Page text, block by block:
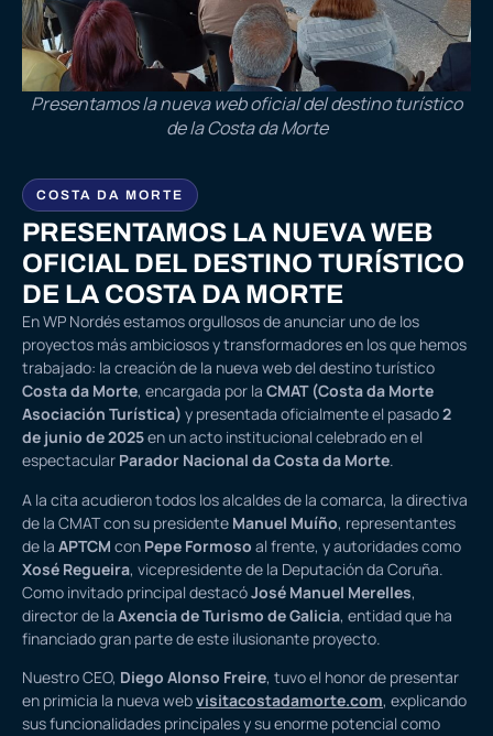
Presentamos la nueva web oficial del destino turístico
de la Costa da Morte
COSTA DA MORTE
PRESENTAMOS LA NUEVA WEB
OFICIAL DEL DESTINO TURÍSTICO
DE LA COSTA DA MORTE
En WP Nordés estamos orgullosos de anunciar uno de los
proyectos más ambiciosos y transformadores en los que hemos
trabajado: la creación de la nueva web del destino turístico
Costa da Morte, encargada por la CMAT (Costa da Morte
Asociación Turística) y presentada oficialmente el pasado2
de junio de 2025en un acto institucional celebrado en el
espectacular Parador Nacional da Costa da Morte.
A la cita acudieron todos los alcaldes de la comarca, la directiva
de la CMAT con su presidente Manuel Muíño, representantes
de la APTCM con Pepe Formoso al frente, y autoridades como
Xosé Regueira, vicepresidente de la Deputación da Coruña.
Como invitado principal destacóJosé Manuel Merelles,
director de la Axencia de Turismo de Galicia, entidad que ha
financiado gran parte de este ilusionante proyecto.
Nuestro CEO, Diego Alonso Freire, tuvo el honor de presentar
en primicia la nueva webvisitacostadamorte.com, explicando
sus funcionalidades principales y su enorme potencial como